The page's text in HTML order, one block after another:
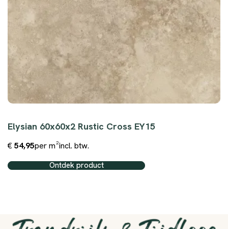
Elysian 60x60x2 Rustic Cross EY15
€54,95per m²incl. btw.
Ontdek product